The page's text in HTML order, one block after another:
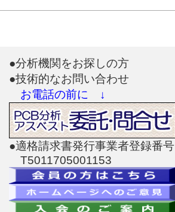
●分析機関をお探しの方
●技術的なお問い合わせ
お電話の前に ↓
●適格請求書発行事業者登録番号
T5011705001153